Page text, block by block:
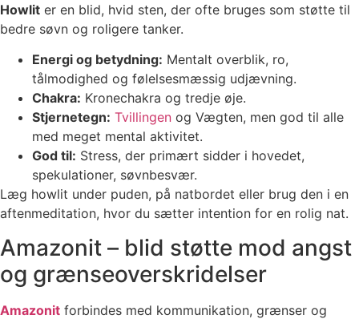
Howlit er en blid, hvid sten, der ofte bruges som støtte til
bedre søvn og roligere tanker.
Energi og betydning: Mentalt overblik, ro,
tålmodighed og følelsesmæssig udjævning.
Chakra: Kronechakra og tredje øje.
Stjernetegn: Tvillingen og Vægten, men god til alle
med meget mental aktivitet.
God til: Stress, der primært sidder i hovedet,
spekulationer, søvnbesvær.
Læg howlit under puden, på natbordet eller brug den i en
aftenmeditation, hvor du sætter intention for en rolig nat.
Amazonit – blid støtte mod angst
og grænseoverskridelser
Amazonit forbindes med kommunikation, grænser og